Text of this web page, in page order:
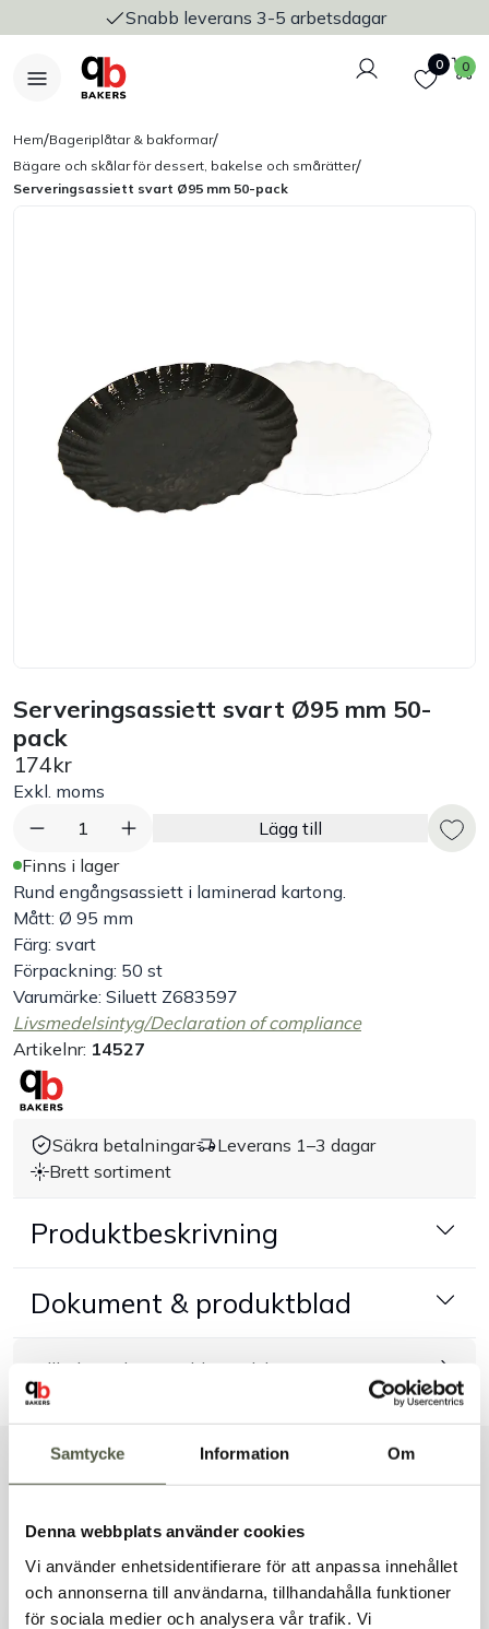
Samtycke Information Om
Denna webbplats använder cookies
Vi använder enhetsidentifierare för att anpassa innehållet
och annonserna till användarna, tillhandahålla funktioner
för sociala medier och analysera vår trafik. Vi
Snabb leverans 3-5 arbetsdagar
Logga in
Favoriter
0 0
Stickvagnar & transport
Utensilier
Exponering & servering
Städutrustning
Arbetskläder
Plåtbyte
Handla efter bransch
Varumärken
Outlet
Hem/Bageriplåtar & bakformar/
Bägare och skålar för dessert, bakelse och smårätter/
Serveringsassiett svart Ø95 mm 50-pack
Serveringsassiett svart Ø95 mm 50-
pack
174kr
Exkl. moms
1
Lägg till
Finns i lager
Rund engångsassiett i laminerad kartong.
Mått: Ø 95 mm
Färg: svart
Förpackning: 50 st
Varumärke: Siluett Z683597
Livsmedelsintyg/Declaration of compliance
Artikelnr: 14527
Säkra betalningar
Leverans 1–3 dagar
Brett sortiment
Produktbeskrivning
Dokument & produktblad
Tillbehör & kompatibla produkter
Liknande produkter
Andra kunder tittade även på